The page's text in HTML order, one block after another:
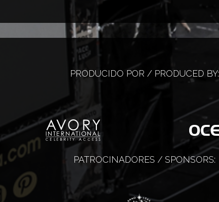
PRODUCIDO POR / PRODUCED BY:
PATROCINADORES / SPONSORS: